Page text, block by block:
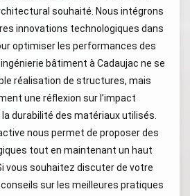
souhaité. Nous intégrons
innovations technologiques dans
optimiser les performances des
bâtiment à Cadaujac ne se
réalisation de structures, mais
une réflexion sur l’impact
durabilité des matériaux utilisés.
nous permet de proposer des
tout en maintenant un haut
vous souhaitez discuter de votre
sur les meilleures pratiques